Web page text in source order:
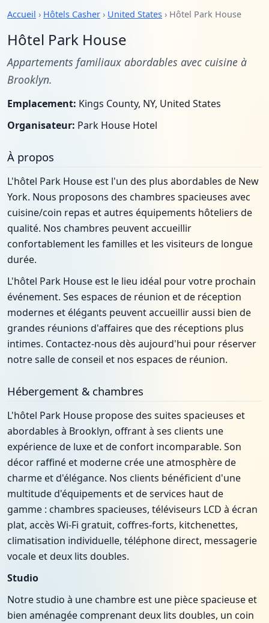
Accueil › Hôtels Casher › United States › Hôtel Park House
Hôtel Park House
Appartements familiaux abordables avec cuisine à
Brooklyn.
Emplacement: Kings County, NY, United States
Organisateur: Park House Hotel
À propos
L'hôtel Park House est l'un des plus abordables de New
York. Nous proposons des chambres spacieuses avec
cuisine/coin repas et autres équipements hôteliers de
qualité. Nos chambres peuvent accueillir
confortablement les familles et les visiteurs de longue
durée.
L'hôtel Park House est le lieu idéal pour votre prochain
événement. Ses espaces de réunion et de réception
modernes et élégants peuvent accueillir aussi bien de
grandes réunions d'affaires que des réceptions plus
intimes. Contactez-nous dès aujourd'hui pour réserver
notre salle de conseil et nos espaces de réunion.
Hébergement & chambres
L'hôtel Park House propose des suites spacieuses et
abordables à Brooklyn, offrant à ses clients une
expérience de luxe et de confort incomparable. Son
décor raffiné et moderne crée une atmosphère de
charme et d'élégance. Nos clients bénéficient d'une
multitude d'équipements et de services haut de
gamme : chambres spacieuses, téléviseurs LCD à écran
plat, accès Wi-Fi gratuit, coffres-forts, kitchenettes,
climatisation individuelle, téléphone direct, messagerie
vocale et deux lits doubles.
Studio
Notre studio à une chambre est une pièce spacieuse et
bien aménagée comprenant deux lits doubles, un coin